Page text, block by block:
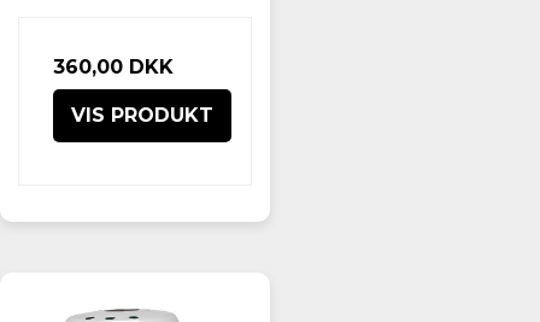
360,00 DKK
VIS PRODUKT